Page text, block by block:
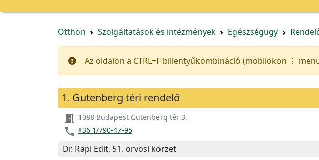
Otthon Szolgáltatások és intézmények Egészségügy
Az oldalon a CTRL+F billentyűkombináció (mobilokon ⋮
1. Gutenberg téri rendelő
meeting_room 1088 Budapest Gutenberg tér 3.
phone +36 1/790-47-95
Dr. Rapi Edit, 51. orvosi körzet